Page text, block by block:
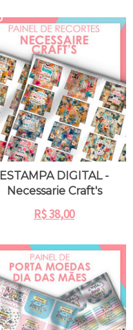
ESTAMPA DIGITAL -
Necessarie Craft's
R$38,00